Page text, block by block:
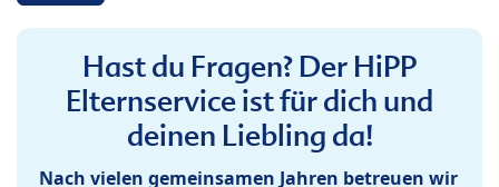
Hast du Fragen? Der HiPP
Elternservice ist für dich und
deinen Liebling da!
Nach vielen gemeinsamen Jahren betreuen wir